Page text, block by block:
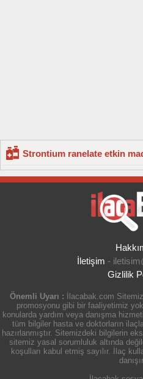
Strontium ranelate etkin
İletişim -
Gizlilik
Önemli Uyarı : İlacabak.com
promosyonu gibi bir faaliyetimiz
konularda yardım veya danışma
tüm bilgiler hasta ve doktorların
hazırlanmıştır. Sitemizdeki bilgilerin
sitemiz yasal sorumluluk altında
koşulları kabul etmiş sayılır. İlaç